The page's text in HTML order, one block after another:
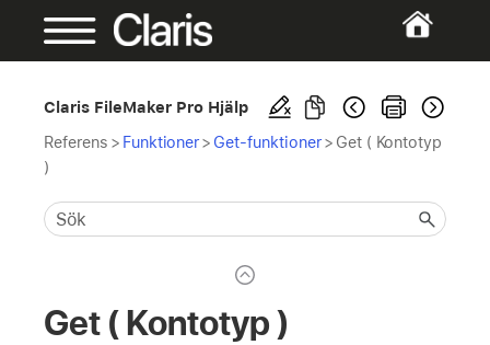
Claris FileMaker Pro Hjälp
Referens > Funktioner> Get-funktioner> Get ( Kontotyp
)
Get ( Kontotyp )